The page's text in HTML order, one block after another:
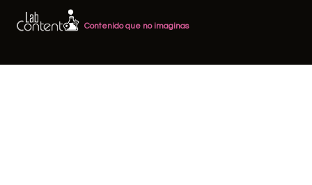
Contenido que no imaginas